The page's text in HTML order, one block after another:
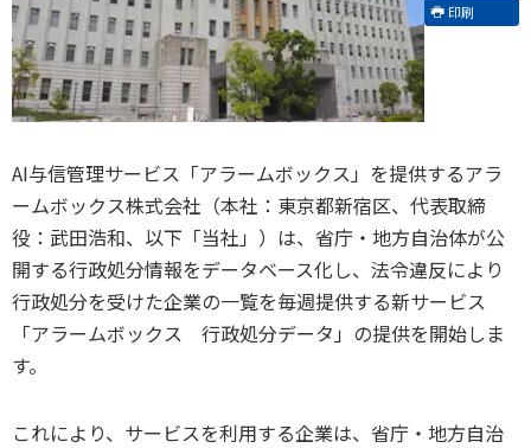
印刷
AI与信管理サービス「アラームボックス」を提供するアラ
ームボックス株式会社（本社：東京都新宿区、代表取締
役：武田浩和、以下「当社」）は、省庁・地方自治体が公
開する行政処分情報をデータベース化し、法令違反により
行政処分を受けた企業の一覧を毎週提供する新サービス
「アラームボックス 行政処分データ」の提供を開始しま
す。
これにより、サービスを利用する企業は、省庁・地方自治